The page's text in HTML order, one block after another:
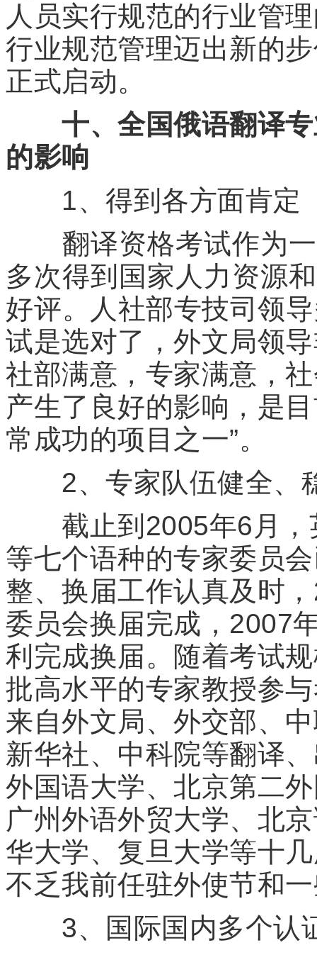
人员实行规范的行业管
行业规范管理迈出新的
正式启动。
十、全国俄语翻译
的影响
1、得到各方面肯定
翻译资格考试作为一
多次得到国家人力资源
好评。人社部专技司领
试是选对了，外文局领
社部满意，专家满意，
产生了良好的影响，是
常成功的项目之一”。
2、专家队伍健全、
截止到2005年6月，
等七个语种的专家委员
整、换届工作认真及时
委员会换届完成，2007
利完成换届。随着考试
批高水平的专家教授参
来自外文局、外交部、
新华社、中科院等翻译
外国语大学、北京第二
广州外语外贸大学、北
华大学、复旦大学等十
不乏我前任驻外使节和
3、国际国内多个认